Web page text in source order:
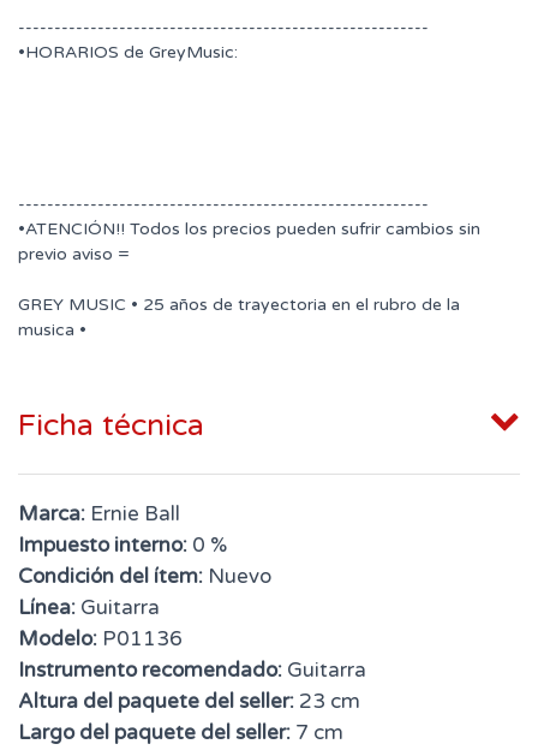
---------------------------------------------------------
•HORARIOS de GreyMusic:
---------------------------------------------------------
•ATENCIÓN!! Todos los precios pueden sufrir cambios sin
previo aviso =
GREY MUSIC • 25 años de trayectoria en el rubro de la
musica •
Ficha técnica
Marca: Ernie Ball
Impuesto interno: 0 %
Condición del ítem: Nuevo
Línea: Guitarra
Modelo: P01136
Instrumento recomendado: Guitarra
Altura del paquete del seller: 23 cm
Largo del paquete del seller: 7 cm